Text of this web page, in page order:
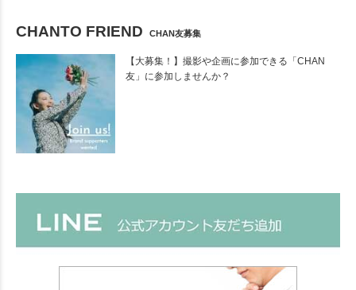
CHANTO FRIEND CHAN友募集
【大募集！】撮影や企画に参加できる「CHAN
友」に参加しませんか？